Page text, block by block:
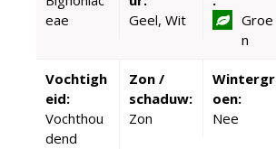
eae
Geel, Wit
Groe
n
Vochtigh
eid:
Vochthou
dend
Zon /
schaduw:
Zon
Wintergr
oen:
Nee